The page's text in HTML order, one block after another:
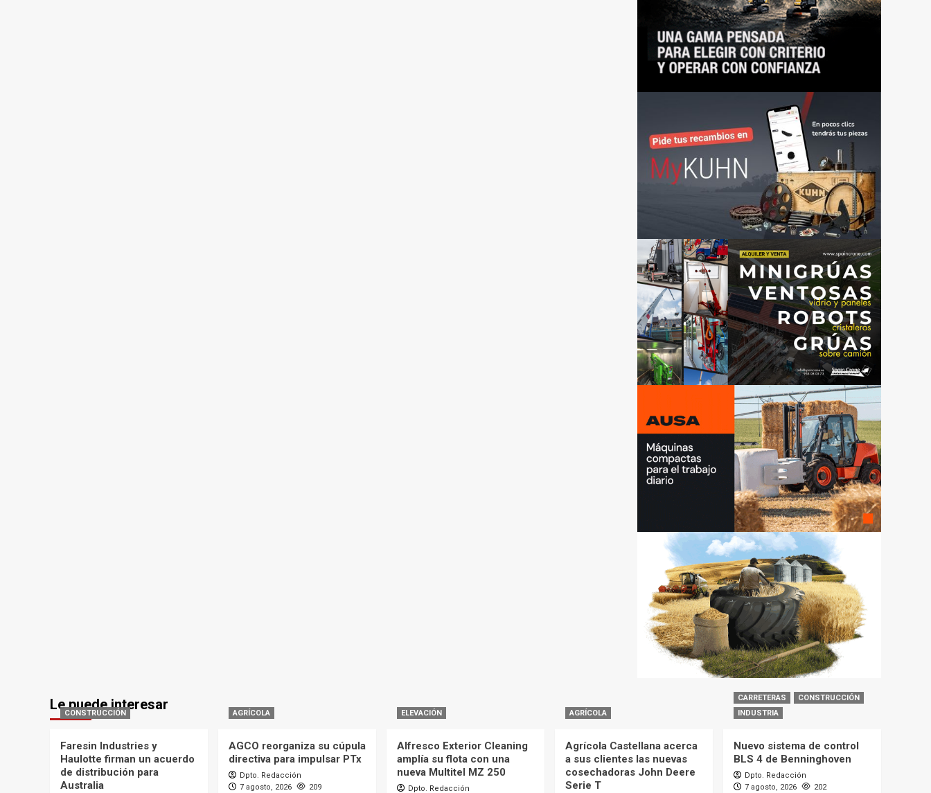
Le puede interesar
CONSTRUCCIÓN
Faresin Industries y
Haulotte firman un acuerdo
de distribución para
Australia
AGRÍCOLA
AGCO reorganiza su cúpula
directiva para impulsar PTx
Dpto. Redacción
7 agosto, 2026
209
ELEVACIÓN
Alfresco Exterior Cleaning
amplía su flota con una
nueva Multitel MZ 250
Dpto. Redacción
AGRÍCOLA
Agrícola Castellana acerca
a sus clientes las nuevas
cosechadoras John Deere
Serie T
CARRETERAS
CONSTRUCCIÓN
INDUSTRIA
Nuevo sistema de control
BLS 4 de Benninghoven
Dpto. Redacción
7 agosto, 2026
202